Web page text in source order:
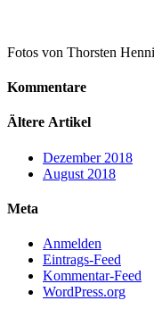
Fotos von Thorsten
Kommentare
Ältere Artikel
Dezember 2018
August 2018
Meta
Anmelden
Eintrags-Feed
Kommentar-Feed
WordPress.org